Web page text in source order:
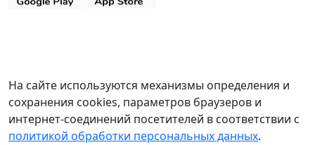
На сайте используются механизмы определения и
сохранения cookies, параметров браузеров и
интернет-соединений посетителей в соответствии с
политикой обработки персональных данных.